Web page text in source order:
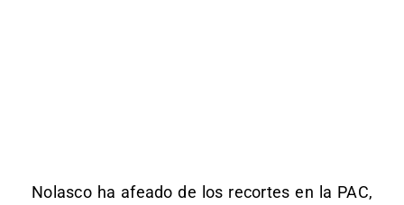
Nolasco ha afeado de los recortes en la PAC,